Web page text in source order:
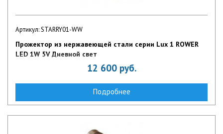
Артикул: STARRY01-WW
Прожектор из нержавеющей стали серии Lux 1 ROWER
LED 1W 5V Дневной свет
12 600 руб.
Подробнее